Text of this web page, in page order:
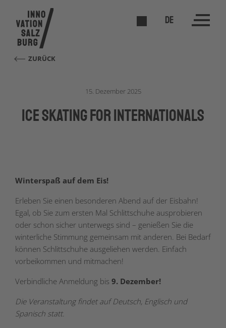
DE
ZURÜCK
15. Dezember 2025
Ice Skating for Internationals
Winterspaß auf dem Eis!
Erleben Sie einen besonderen Abend auf der Eisbahn!
Egal, ob Sie zum ersten Mal Schlittschuhe ausprobieren
oder schon sicher unterwegs sind – genießen Sie die
winterliche Stimmung gemeinsam mit anderen. Bei Bedarf
können Schlittschuhe ausgeliehen werden. Einfach
vorbeikommen und mitmachen!
Verbindliche Anmeldung bis 9. Dezember!
Die Veranstaltung findet auf Deutsch, Englisch und
Spanisch statt.